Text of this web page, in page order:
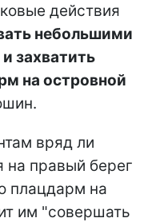
действия
небольшими
захватить
на островной
вряд ли
на правый берег
плацдарм на
им "совершать